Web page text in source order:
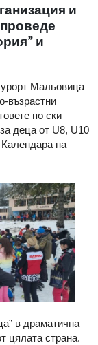
и
и
Мальовица
възрастни
по ски
деца от U8, U10
Календара на
в драматична
цялата страна.